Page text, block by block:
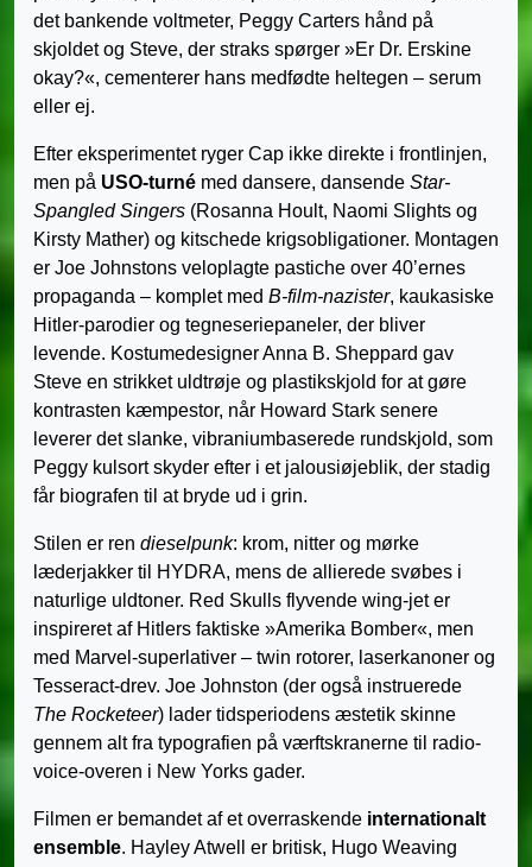
det bankende voltmeter, Peggy Carters hånd på
skjoldet og Steve, der straks spørger »Er Dr. Erskine
okay?«, cementerer hans medfødte heltegen – serum
eller ej.
Efter eksperimentet ryger Cap ikke direkte i frontlinjen,
men på USO-turné med dansere, dansende Star-
Spangled Singers (Rosanna Hoult, Naomi Slights og
Kirsty Mather) og kitschede krigsobligationer. Montagen
er Joe Johnstons veloplagte pastiche over 40’ernes
propaganda – komplet med B-film-nazister, kaukasiske
Hitler-parodier og tegneseriepaneler, der bliver
levende. Kostumedesigner Anna B. Sheppard gav
Steve en strikket uldtrøje og plastikskjold for at gøre
kontrasten kæmpestor, når Howard Stark senere
leverer det slanke, vibraniumbaserede rundskjold, som
Peggy kulsort skyder efter i et jalousiøjeblik, der stadig
får biografen til at bryde ud i grin.
Stilen er ren dieselpunk: krom, nitter og mørke
læderjakker til HYDRA, mens de allierede svøbes i
naturlige uldtoner. Red Skulls flyvende wing-jet er
inspireret af Hitlers faktiske »Amerika Bomber«, men
med Marvel-superlativer – twin rotorer, laserkanoner og
Tesseract-drev. Joe Johnston (der også instruerede
The Rocketeer) lader tidsperiodens æstetik skinne
gennem alt fra typografien på værftskranerne til radio-
voice-overen i New Yorks gader.
Filmen er bemandet af et overraskende internationalt
ensemble. Hayley Atwell er britisk, Hugo Weaving